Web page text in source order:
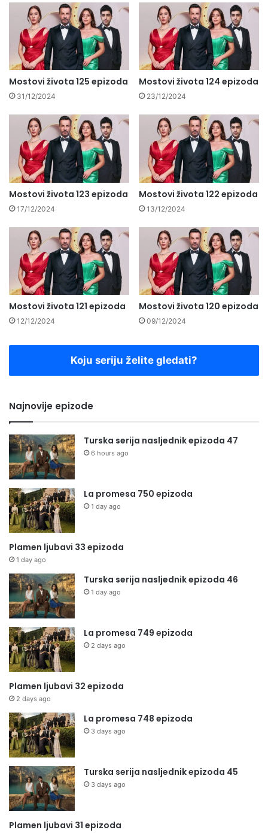
Mostovi života 125 epizoda
31/12/2024
Mostovi života 124 epizoda
23/12/2024
Mostovi života 123 epizoda
17/12/2024
Mostovi života 122 epizoda
13/12/2024
Mostovi života 121 epizoda
12/12/2024
Mostovi života 120 epizoda
09/12/2024
Koju seriju želite gledati?
Najnovije epizode
Turska serija nasljednik epizoda 47
6 hours ago
La promesa 750 epizoda
1 day ago
Plamen ljubavi 33 epizoda
1 day ago
Turska serija nasljednik epizoda 46
1 day ago
La promesa 749 epizoda
2 days ago
Plamen ljubavi 32 epizoda
2 days ago
La promesa 748 epizoda
3 days ago
Turska serija nasljednik epizoda 45
3 days ago
Plamen ljubavi 31 epizoda